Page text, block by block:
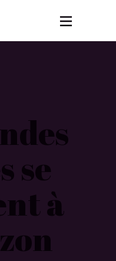
se
à